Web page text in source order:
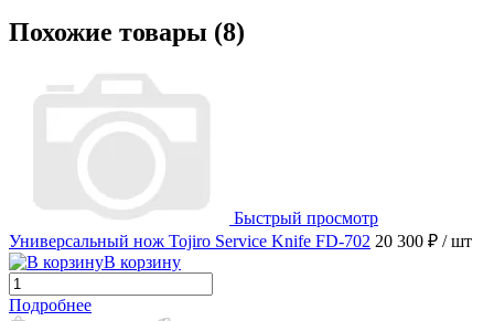
Похожие товары (8)
Быстрый просмотр
Универсальный нож Tojiro Service Knife FD-702 20 300 ₽ / шт
В корзину
Подробнее